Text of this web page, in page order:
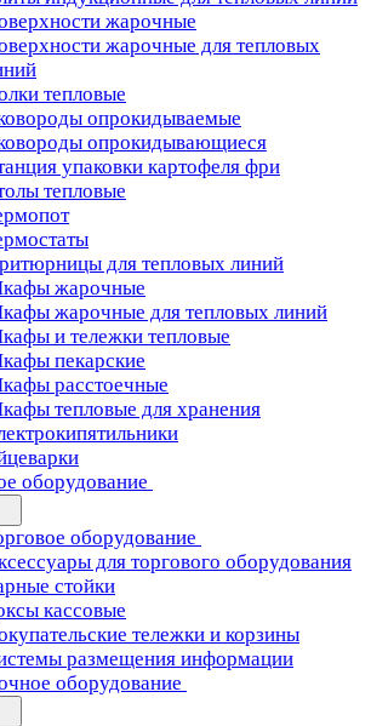
жарочные
жарочные для тепловых
тепловые
опрокидываемые
опрокидывающиеся
упаковки картофеля фри
тепловые
для тепловых линий
жарочные
жарочные для тепловых линий
и тележки тепловые
пекарские
расстоечные
тепловые для хранения
оборудование
оборудование
для торгового оборудования
стойки
кассовые
тележки и корзины
размещения информации
оборудование